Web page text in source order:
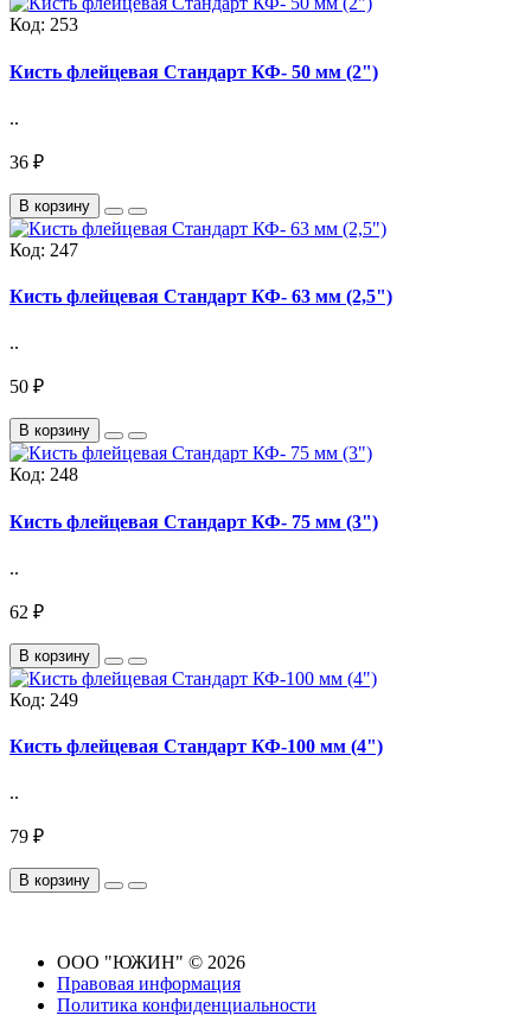
Код: 253
Кисть флейцевая Стандарт КФ- 50 мм (2")
..
36 ₽
В корзину
Код: 247
Кисть флейцевая Стандарт КФ- 63 мм (2,5")
..
50 ₽
В корзину
Код: 248
Кисть флейцевая Стандарт КФ- 75 мм (3")
..
62 ₽
В корзину
Код: 249
Кисть флейцевая Стандарт КФ-100 мм (4")
..
79 ₽
В корзину
ООО "ЮЖИН" © 2026
Правовая информация
Политика конфиденциальности